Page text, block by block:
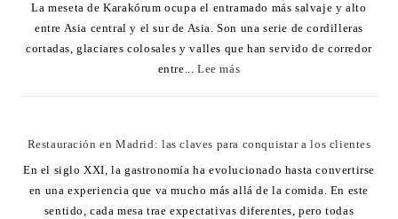
La meseta de Karakórum ocupa el entramado más salvaje y alto
entre Asia central y el sur de Asia. Son una serie de cordilleras
cortadas, glaciares colosales y valles que han servido de corredor
entre...Lee más
Restauración en Madrid: las claves para conquistar a los clientes
En el siglo XXI, la gastronomía ha evolucionado hasta convertirse
en una experiencia que va mucho más allá de la comida. En este
sentido, cada mesa trae expectativas diferentes, pero todas